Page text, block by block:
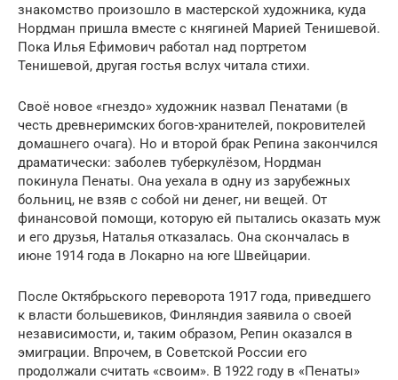
знакомство произошло в мастерской художника, куда
Нордман пришла вместе с княгиней Марией Тенишевой.
Пока Илья Ефимович работал над портретом
Тенишевой, другая гостья вслух читала стихи.
Своё новое «гнездо» художник назвал Пенатами (в
честь древнеримских богов-хранителей, покровителей
домашнего очага). Но и второй брак Репина закончился
драматически: заболев туберкулёзом, Нордман
покинула Пенаты. Она уехала в одну из зарубежных
больниц, не взяв с собой ни денег, ни вещей. От
финансовой помощи, которую ей пытались оказать муж
и его друзья, Наталья отказалась. Она скончалась в
июне 1914 года в Локарно на юге Швейцарии.
После Октябрьского переворота 1917 года, приведшего
к власти большевиков, Финляндия заявила о своей
независимости, и, таким образом, Репин оказался в
эмиграции. Впрочем, в Советской России его
продолжали считать «своим». В 1922 году в «Пенаты»